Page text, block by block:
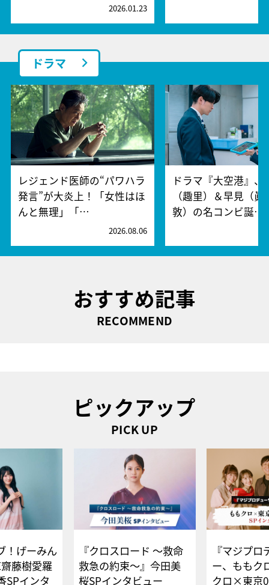
2026.01.23
ドラマ
レジェンド医師の“パワハラ
発言”が大炎上！「女性はほ
んと無理」「…
2026.08.06
ドラマ『大空港』、
（趣里）＆早見（眞
敦）の名コンビ誕…
おすすめ記事
RECOMMEND
ピックアップ
PICK UP
！げーみん
藤樹愛羅
SPインタ
『クロスロード ～救命
救急の約束～』今田美
桜SPインタビュー
『マジプロ
ー、ももク
クロ×東京